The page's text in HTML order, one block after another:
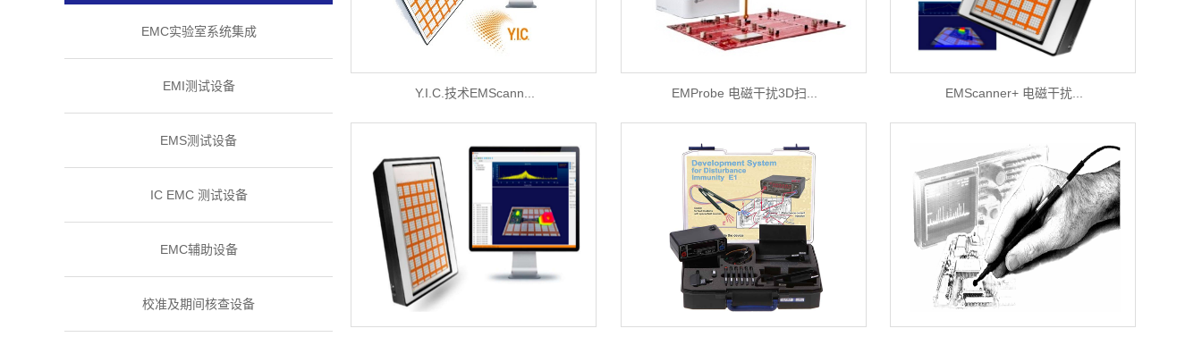
EMC实验室系统集成
EMI测试设备
EMS测试设备
IC EMC 测试设备
EMC辅助设备
校准及期间核查设备
Y.I.C.技术EMScann... EMProbe 电磁干扰3D扫... EMScanner+ 电磁干扰...